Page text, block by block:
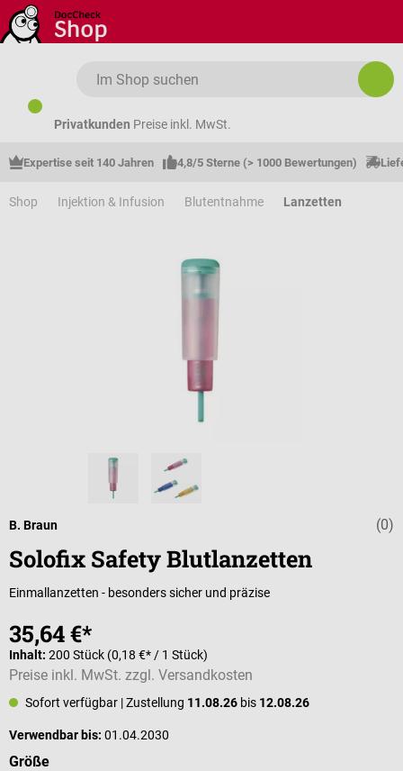
Zum Hauptinhalt springen
Privatkunden Preise inkl. MwSt.
Expertise seit 140 Jahren 4,8/5 Sterne (> 1000 Bewertungen)
Shop Injektion & Infusion Blutentnahme Lanzetten
(0)
B. Braun
Solofix Safety Blutlanzetten
Einmallanzetten - besonders sicher und präzise
35,64 €*
Inhalt: 200 Stück (0,18 €* / 1 Stück)
Preise inkl. MwSt. zzgl. Versandkosten
Sofort verfügbar | Zustellung 11.08.26 bis 12.08.26
Verwendbar bis: 01.04.2030
Größeauswählen